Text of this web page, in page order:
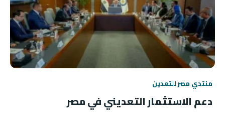
منتدي مصر للتعدين
دعم الاستثمار التعديني في مصر